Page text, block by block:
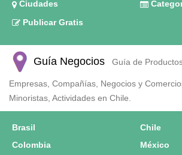
Ciudades
Publicar Gratis
Guía Negocios Guía de
Empresas, Compañías, Negocios y
Minoristas, Actividades en Chile.
Brasil
Chile
Colombia
México